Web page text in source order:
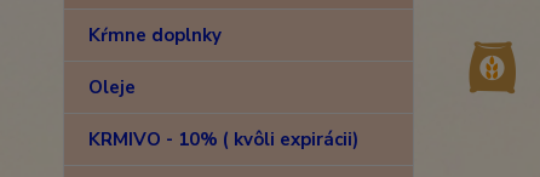
Kŕmne doplnky
Oleje
KRMIVO - 10% ( kvôli expirácii)